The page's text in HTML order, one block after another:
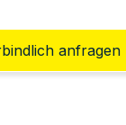
anfragen